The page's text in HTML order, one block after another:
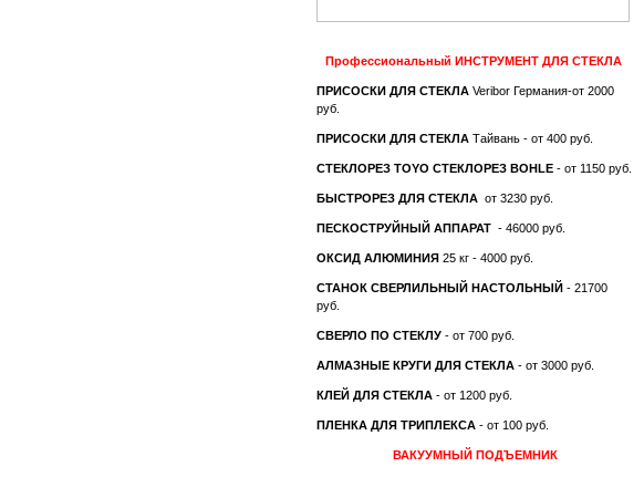
Профессиональный ИНСТРУМЕНТ ДЛЯ СТЕКЛА
ПРИСОСКИ ДЛЯ СТЕКЛА Veribor Германия-от 2000
руб.
ПРИСОСКИ ДЛЯ СТЕКЛА Тайвань - от 400 руб.
СТЕКЛОРЕЗ TOYO СТЕКЛОРЕЗ BOHLE - от 1150 руб.
БЫСТРОРЕЗ ДЛЯ СТЕКЛА от 3230 руб.
ПЕСКОСТРУЙНЫЙ АППАРАТ - 46000 руб.
ОКСИД АЛЮМИНИЯ 25 кг - 4000 руб.
СТАНОК СВЕРЛИЛЬНЫЙ НАСТОЛЬНЫЙ - 21700
руб.
СВЕРЛО ПО СТЕКЛУ - от 700 руб.
АЛМАЗНЫЕ КРУГИ ДЛЯ СТЕКЛА - от 3000 руб.
КЛЕЙ ДЛЯ СТЕКЛА - от 1200 руб.
ПЛЕНКА ДЛЯ ТРИПЛЕКСА - от 100 руб.
ВАКУУМНЫЙ ПОДЪЕМНИК